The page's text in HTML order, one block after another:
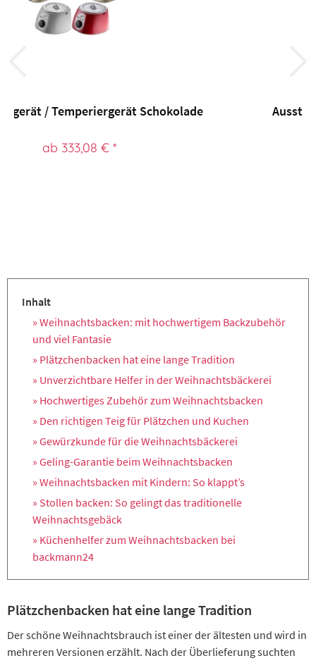
Ausstecher Kunststoff, ZIMTSTERN
Inhalt
» Weihnachtsbacken: mit hochwertigem Backzubehör
und viel Fantasie
» Plätzchenbacken hat eine lange Tradition
» Unverzichtbare Helfer in der Weihnachtsbäckerei
» Hochwertiges Zubehör zum Weihnachtsbacken
» Den richtigen Teig für Plätzchen und Kuchen
» Gewürzkunde für die Weihnachtsbäckerei
» Geling-Garantie beim Weihnachtsbacken
» Weihnachtsbacken mit Kindern: So klappt’s
» Stollen backen: So gelingt das traditionelle
Weihnachtsgebäck
» Küchenhelfer zum Weihnachtsbacken bei
backmann24
Plätzchenbacken hat eine lange Tradition
Der schöne Weihnachtsbrauch ist einer der ältesten und wird in
mehreren Versionen erzählt. Nach der Überlieferung suchten